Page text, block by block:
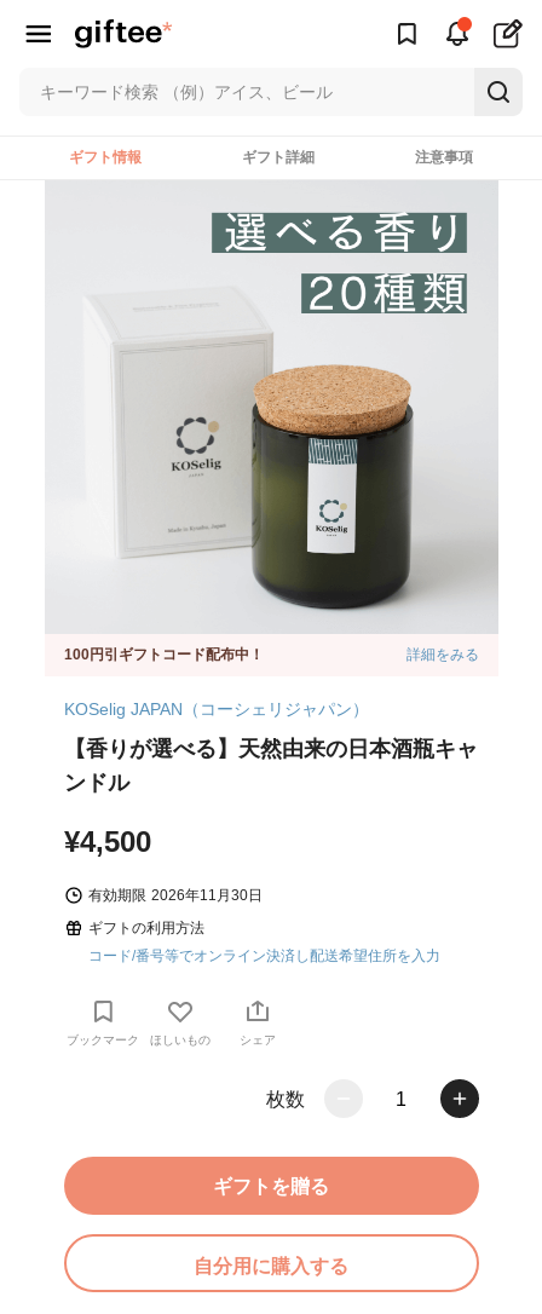
ギフト情報 ギフト詳細 注意事項
100円引ギフトコード配布中！ 詳細をみる
KOSelig JAPAN（コーシェリジャパン）
【香りが選べる】天然由来の日本酒瓶キャ
ンドル
¥4,500
有効期限 2026年11月30日
ギフトの利用方法
コード/番号等でオンライン決済し配送希望住所を入力
ブックマーク ほしいもの シェア
枚数 1
ギフトを贈る
自分用に購入する